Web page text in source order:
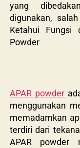
yang
digunakan,
Ketahui Fungsi
Powder
APAR powder
menggunakan
memadamkan
terdiri dari
APAR powder